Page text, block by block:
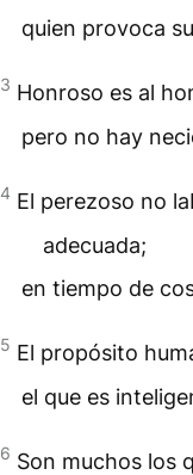
quien provoca
3 Honroso es al
pero no hay
4 El perezoso no
adecuada;
en tiempo de
5 El propósito
el que es
6 Son muchos los